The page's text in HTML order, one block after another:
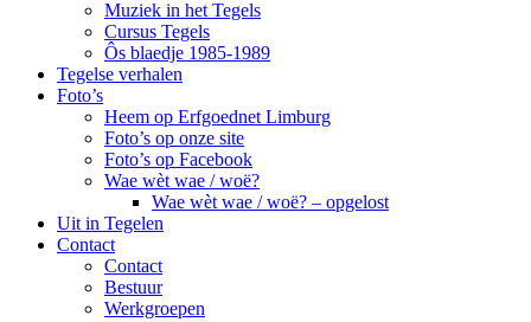
Muziek in het Tegels
Cursus Tegels
Ôs blaedje 1985-1989
Tegelse verhalen
Foto’s
Heem op Erfgoednet Limburg
Foto’s op onze site
Foto’s op Facebook
Wae wèt wae / woë?
Wae wèt wae / woë? – opgelost
Uit in Tegelen
Contact
Contact
Bestuur
Werkgroepen